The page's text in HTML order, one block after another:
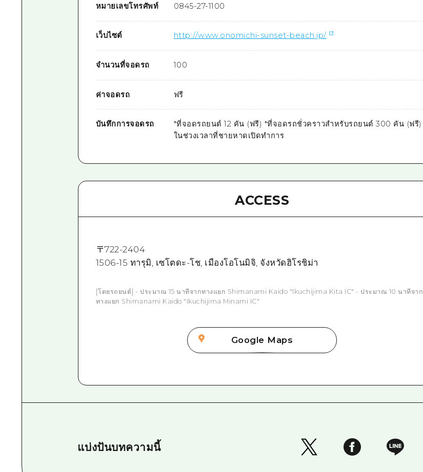
หมายเลขโทรศัพท์ 0845-27-1100
เว็บไซต์ http://www.onomichi-sunset-beach.jp/
จำนวนที่จอดรถ 100
ค่าจอดรถ ฟรี
บันทึกการจอดรถ
*ที่จอดรถยนต์ 12 คัน (ฟรี) *ที่จอดรถชั่วคราวสำหรับรถยนต์ 300 คัน (ฟรี)
ในช่วงเวลาที่ชายหาดเปิดทำการ
ACCESS
〒722-2404
1506-15 ทารุมิ, เซโตดะ-โช, เมืองโอโนมิจิ, จังหวัดฮิโรชิม่า
[โดยรถยนต์] - ประมาณ 15 นาทีจากทางแยก Shimanami Kaido "Ikuchijima Kita IC" - ประมาณ 10 นาทีจาก
ทางแยก Shimanami Kaido "Ikuchijima Minami IC"
Google Maps
แบ่งปันบทความนี้